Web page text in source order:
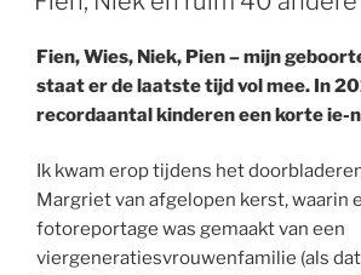
Fien, Wies, Niek, Pien – mijn
staat er de laatste tijd vol mee. In
recordaantal kinderen een korte ie-
Ik kwam erop tijdens het
Margriet van afgelopen kerst, waarin
fotoreportage was gemaakt van een
viergeneratiesvrouwenfamilie (als